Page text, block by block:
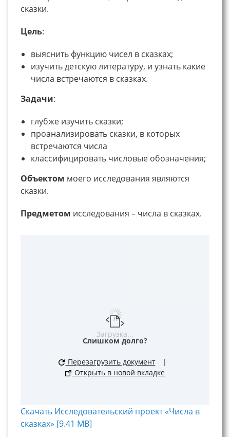
сказки.
Цель:
выяснить функцию чисел в сказках;
изучить детскую литературу, и узнать какие
числа встречаются в сказках.
Задачи:
глубже изучить сказки;
проанализировать сказки, в которых
встречаются числа
классифицировать числовые обозначения;
Объектом моего исследования являются
сказки.
Предметом исследования – числа в сказках.
Загрузка...
Слишком долго?
Перезагрузить документ
|
Открыть в новой вкладке
Скачать Исследовательский проект «Числа в
сказках» [9.41 MB]